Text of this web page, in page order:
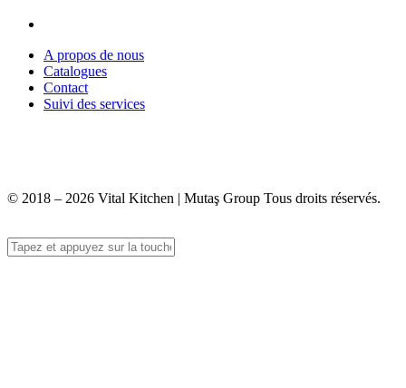
A propos de nous
Catalogues
Contact
Suivi des services
© 2018 – 2026 Vital Kitchen | Mutaş Group Tous droits réservés.